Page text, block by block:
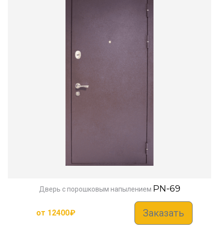
Дверь с порошковым напылением PN-69
от 12400₽ Заказать